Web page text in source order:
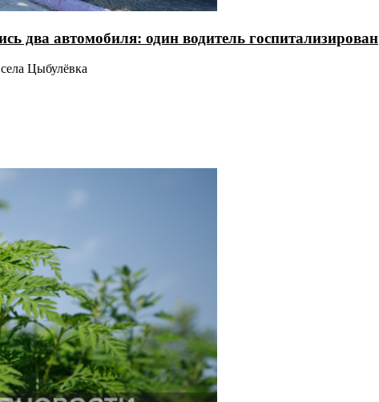
два автомобиля: один водитель госпитализирован
Цыбулёвка